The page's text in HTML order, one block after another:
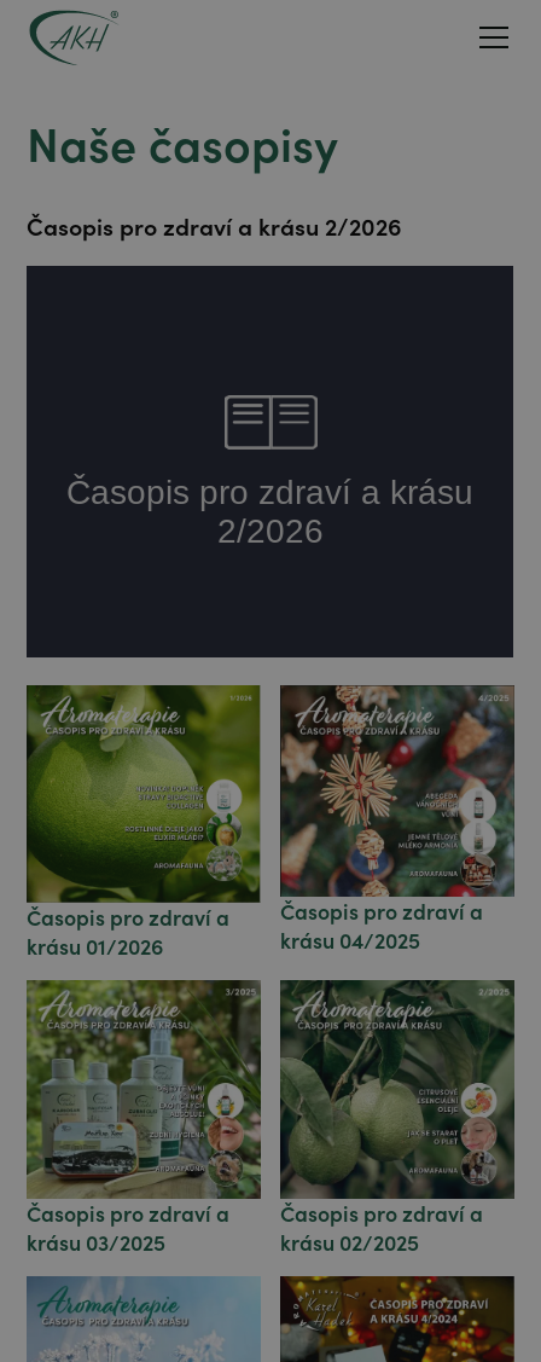
Naše časopisy
Časopis pro zdraví a krásu 2/2026
Časopis pro zdraví a
krásu 01/2026
Časopis pro zdraví a
krásu 04/2025
Časopis pro zdraví a
krásu 03/2025
Časopis pro zdraví a
krásu 02/2025